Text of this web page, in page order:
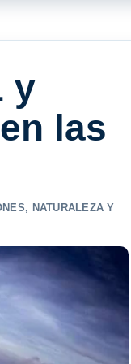
y
las
, NATURALEZA Y